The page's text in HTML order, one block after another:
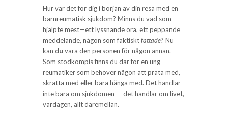
Hur var det för dig i början av din resa med en
barnreumatisk sjukdom? Minns du vad som
hjälpte mest—ett lyssnande öra, ett peppande
meddelande, någon som faktisktfattade? Nu
kan du vara den personen för någon annan.
Som stödkompis finns du där för en ung
reumatiker som behöver någon att prata med,
skratta med eller bara hänga med. Det handlar
inte bara om sjukdomen — det handlar om livet,
vardagen, allt däremellan.